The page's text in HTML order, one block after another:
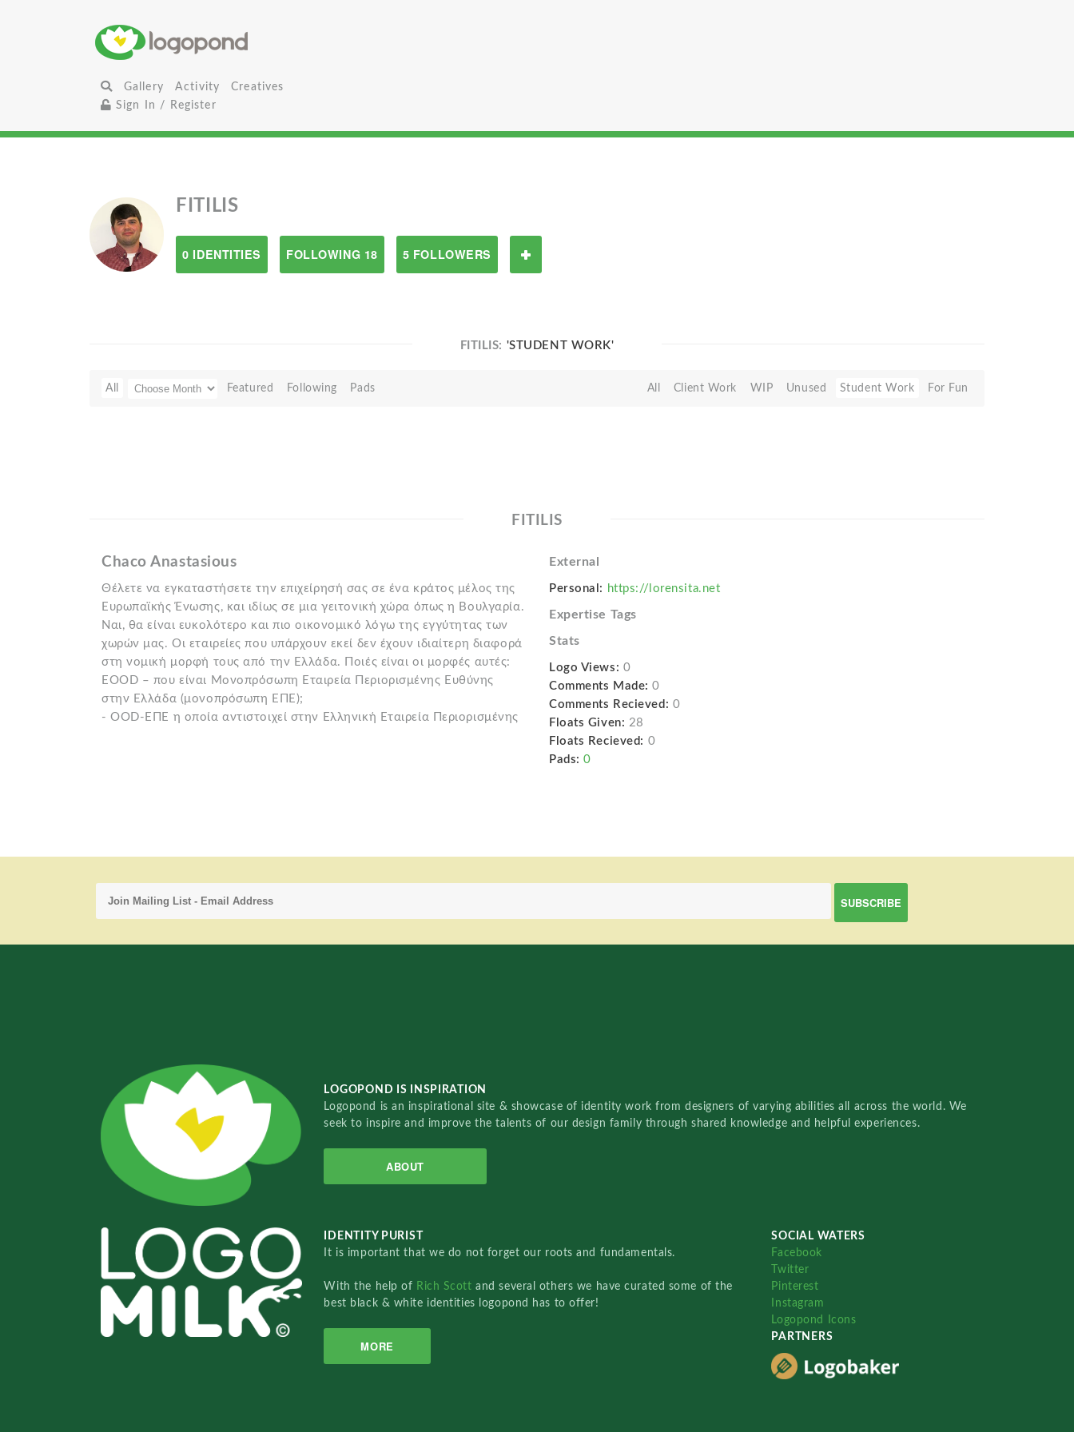
Gallery Activity
Creatives
Sign In / Register
FITILIS
0 IDENTITIES FOLLOWING 18 5 FOLLOWERS
FITILIS: 'STUDENT WORK'
All Featured Following Pads All Client Work WIP Unused Student Work For Fun
FITILIS
Chaco Anastasious
Θέλετε να εγκαταστήσετε την επιχείρησή σας σε ένα κράτος μέλος της
Ευρωπαϊκής Ένωσης, και ιδίως σε μια γειτονική χώρα όπως η Βουλγαρία.
Ναι, θα είναι ευκολότερο και πιο οικονομικό λόγω της εγγύτητας των
χωρών μας. Οι εταιρείες που υπάρχουν εκεί δεν έχουν ιδιαίτερη διαφορά
στη νομική μορφή τους από την Ελλάδα. Ποιές είναι οι μορφές αυτές:
EOOD – που είναι Μονοπρόσωπη Εταιρεία Περιορισμένης Ευθύνης
στην Ελλάδα (μονοπρόσωπη ΕΠΕ);
- OOD-ΕΠΕ η οποία αντιστοιχεί στην Ελληνική Εταιρεία Περιορισμένης
External
Personal: https://lorensita.net
Expertise Tags
Stats
Logo Views: 0
Comments Made: 0
Comments Recieved: 0
Floats Given: 28
Floats Recieved: 0
Pads: 0
LOGOPOND IS INSPIRATION
Logopond is an inspirational site & showcase of identity work from designers of varying abilities all across the world. We
seek to inspire and improve the talents of our design family through shared knowledge and helpful experiences.
ABOUT
IDENTITY PURIST
It is important that we do not forget our roots and fundamentals.
With the help of Rich Scottand several others we have curated some of the
best black & white identities logopond has to offer!
MORE
SOCIAL WATERS
Facebook
Twitter
Pinterest
Instagram
Logopond Icons
PARTNERS